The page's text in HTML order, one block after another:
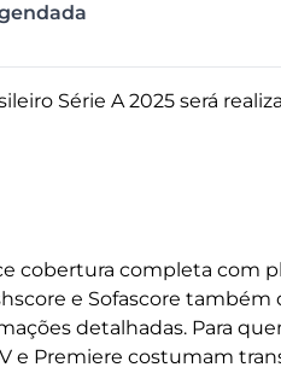
Série A 2025 será
cobertura completa com
e Sofascore também
detalhadas. Para
e Premiere costumam